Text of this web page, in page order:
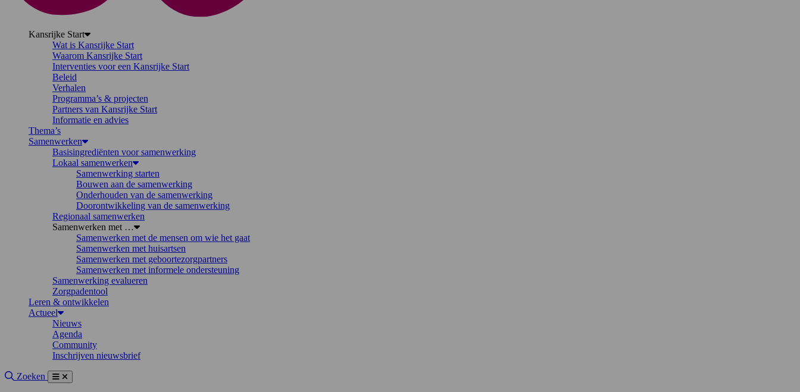
Kansrijke Start
Wat is Kansrijke Start
Waarom Kansrijke Start
Interventies voor een Kansrijke Start
Beleid
Verhalen
Programma’s & projecten
Partners van Kansrijke Start
Informatie en advies
Thema’s
Samenwerken
Basisingrediënten voor samenwerking
Lokaal samenwerken
Samenwerking starten
Bouwen aan de samenwerking
Onderhouden van de samenwerking
Doorontwikkeling van de samenwerking
Regionaal samenwerken
Samenwerken met …
Samenwerken met de mensen om wie het gaat
Samenwerken met huisartsen
Samenwerken met geboortezorgpartners
Samenwerken met informele ondersteuning
Samenwerking evalueren
Zorgpadentool
Leren & ontwikkelen
Actueel
Nieuws
Agenda
Community
Inschrijven nieuwsbrief
Site doorzoeken
Zoeken
Menu
Sluiten